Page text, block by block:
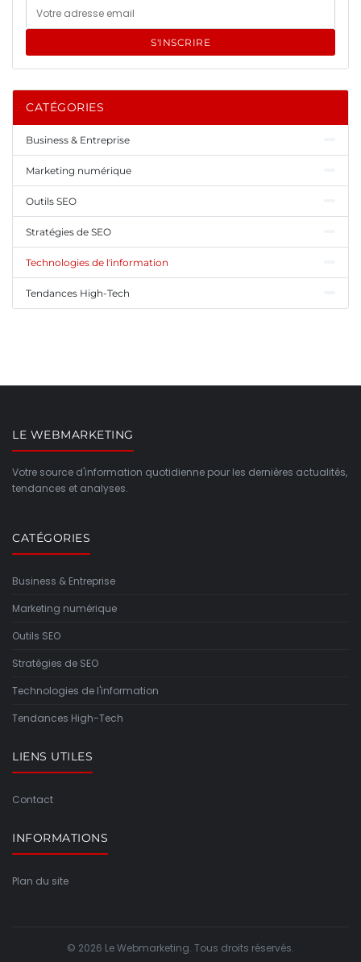
S'INSCRIRE
CATÉGORIES
Business & Entreprise
Marketing numérique
Outils SEO
Stratégies de SEO
Technologies de l'information
Tendances High-Tech
LE WEBMARKETING
Votre source d'information quotidienne pour les dernières actualités,
tendances et analyses.
CATÉGORIES
Business & Entreprise
Marketing numérique
Outils SEO
Stratégies de SEO
Technologies de l'information
Tendances High-Tech
LIENS UTILES
Contact
INFORMATIONS
Plan du site
© 2026 Le Webmarketing. Tous droits réservés.